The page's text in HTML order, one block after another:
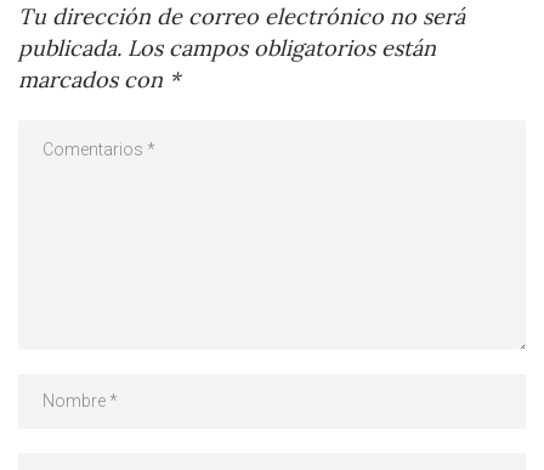
Tu dirección de correo electrónico no será
publicada. Los campos obligatorios están
marcados con *